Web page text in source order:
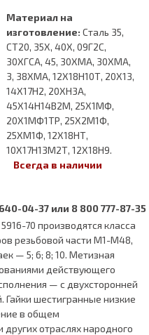
Материал на
изготовление: Сталь 35,
СТ20, 35Х, 40Х, 09Г2С,
30ХГСА, 45, 30ХМА, 30ХМА,
3, 38ХМА, 12Х18Н10Т, 20Х13,
14Х17Н2, 20ХН3А,
45Х14Н14В2М, 25Х1МФ,
20Х1МФ1ТР, 25Х2М1Ф,
25ХМ1Ф, 12Х18НТ,
10Х17Н13М2Т, 12Х18Н9.
Всегда в наличии
04-37 или 8 800 777-87-35
70 производятся класса
резьбовой части М1-М48,
— 5; 6; 8; 10. Метизная
действующего
— с двухсторонней
Гайки шестигранные низкие
в общем
отраслях народного